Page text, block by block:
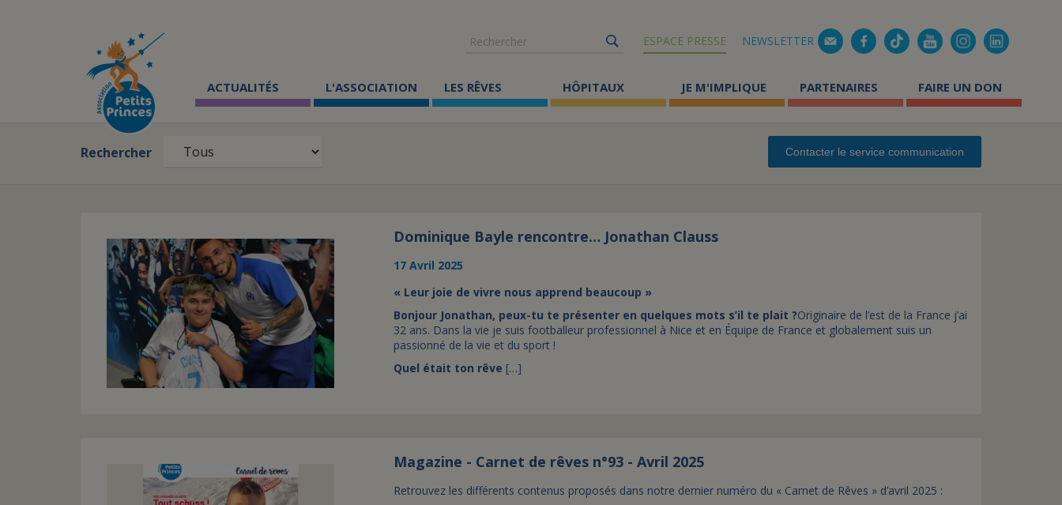
Rechercher Mail
ESPACE PRESSE NEWSLETTER
ACTUALITÉS L'ASSOCIATION LES RÊVES HÔPITAUX JE M'IMPLIQUE
Comment aider les enfants
Actualité des actions solidaires
PARTENAIRES FAIRE UN DON
Comment faire un don
Pourquoi faire un don
Comment faire une
Rechercher Contacter le service communication
Dominique Bayle rencontre… Jonathan Clauss
17 Avril 2025
« Leur joie de vivre nous apprend beaucoup »
Bonjour Jonathan, peux-tu te présenter en quelques mots s’il te plait ?Originaire de l’est de la France j’ai
32 ans. Dans la vie je suis footballeur professionnel à Nice et en Équipe de France et globalement suis un
passionné de la vie et du sport !
Quel était ton rêve […]
Magazine - Carnet de rêves n°93 - Avril 2025
Retrouvez les différents contenus proposés dans notre dernier numéro du « Carnet de Rêves » d’avril 2025 :